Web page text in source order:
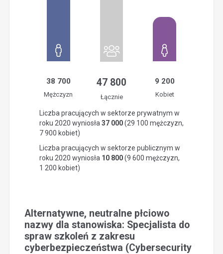
38 700
Mężczyzn
47 800
Łącznie
9 200
Kobiet
Liczba pracujących w sektorze prywatnym w
roku 2020 wyniosła 37 000(29 100 mężczyzn,
7 900 kobiet)
Liczba pracujących w sektorze publicznym w
roku 2020 wyniosła 10 800(9 600 mężczyzn,
1 200 kobiet)
Alternatywne, neutralne płciowo
nazwy dla stanowiska: Specjalista do
spraw szkoleń z zakresu
cyberbezpieczeństwa (Cybersecurity